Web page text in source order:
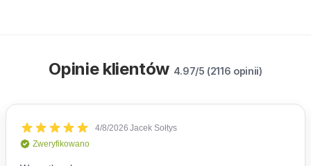
Opinie klientów 4.97/5 (2116 opinii)